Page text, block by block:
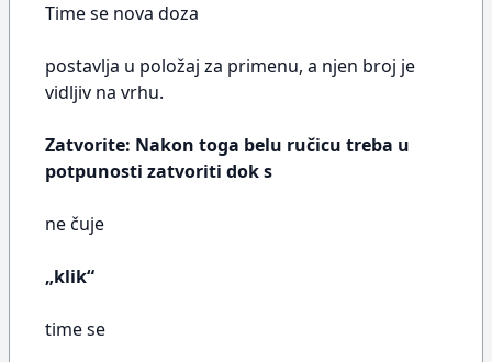
Time se nova doza
postavlja u položaj za primenu, a njen broj je
vidljiv na vrhu.
Zatvorite: Nakon toga belu ručicu treba u
potpunosti zatvoriti dok s
ne čuje
„klik“
time se